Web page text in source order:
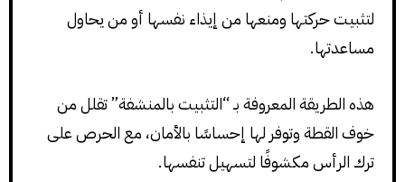
لتثبيت حركتها ومنعها من إيذاء نفسها أو من يحاول
مساعدتها.
هذه الطريقة المعروفة بـ “التثبيت بالمنشفة” تقلل من
خوف القطة وتوفر لها إحساسًا بالأمان، مع الحرص على
ترك الرأس مكشوفًا لتسهيل تنفسها.